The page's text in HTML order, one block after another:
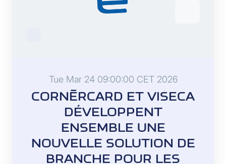
Tue Mar 24 09:00:00 CET 2026
CORNÈRCARD ET VISECA
DÉVELOPPENT
ENSEMBLE UNE
NOUVELLE SOLUTION DE
BRANCHE POUR LES